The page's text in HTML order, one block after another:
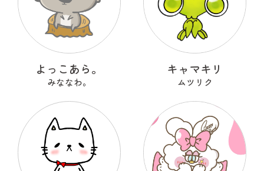
よっこあら。
みななわ。
キャマキリ
ムツリク